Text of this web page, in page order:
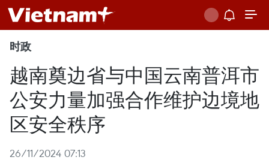
时政
越南奠边省与中国云南普洱市
公安力量加强合作维护边境地
区安全秩序
26/11/2024 07:13